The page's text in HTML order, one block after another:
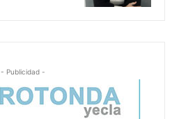
- Publicidad -